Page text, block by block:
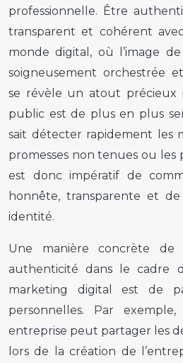
professionnelle. Être
transparent et cohérent
monde digital, où l’image
soigneusement orchestrée
se révèle un atout
public est de plus en plus
sait détecter rapidement les
promesses non tenues ou les
est donc impératif de
honnête, transparente et
identité.
Une manière concrète
authenticité dans le cadre
marketing digital est de
personnelles. Par
entreprise peut partager les
lors de la création de